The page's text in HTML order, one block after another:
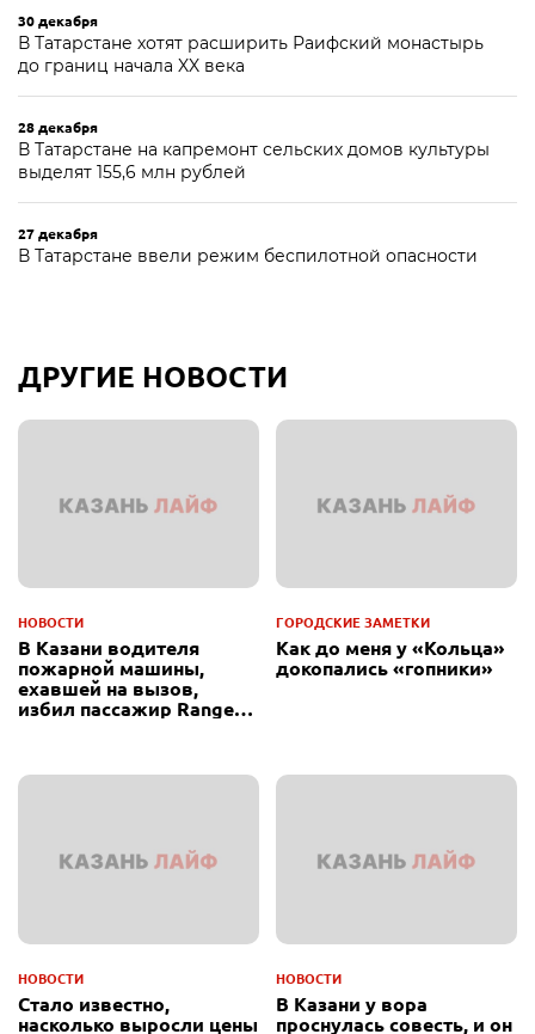
30 декабря
В Татарстане хотят расширить Раифский монастырь
до границ начала XX века
28 декабря
В Татарстане на капремонт сельских домов культуры
выделят 155,6 млн рублей
27 декабря
В Татарстане ввели режим беспилотной опасности
ДРУГИЕ НОВОСТИ
НОВОСТИ
В Казани водителя
пожарной машины,
ехавшей на вызов,
избил пассажир Range
ГОРОДСКИЕ ЗАМЕТКИ
Как до меня у «Кольца»
докопались «гопники»
НОВОСТИ
Стало известно,
насколько выросли цены
НОВОСТИ
В Казани у вора
проснулась совесть, и он